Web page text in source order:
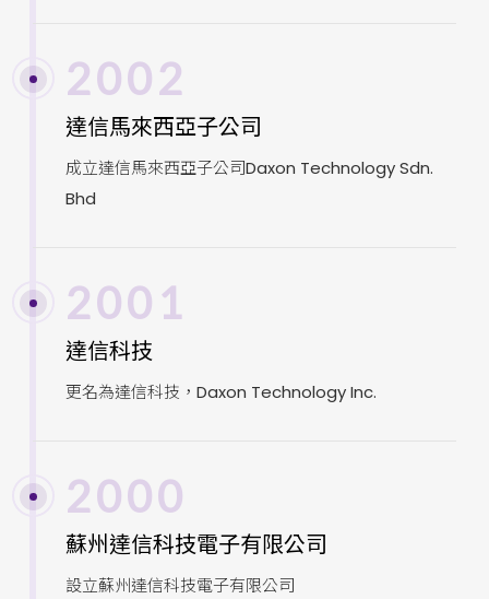
2002
達信馬來西亞子公司
成立達信馬來西亞子公司Daxon Technology Sdn.
Bhd
2001
達信科技
更名為達信科技，Daxon Technology Inc.
2000
蘇州達信科技電子有限公司
設立蘇州達信科技電子有限公司